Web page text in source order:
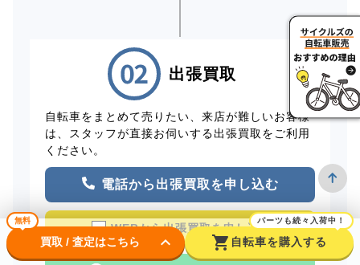
出張買取
自転車をまとめて売りたい、来店が難しいお客様
は、スタッフが直接お伺いする出張買取をご利用
ください。
電話から出張買取を申し込む
WEBから出張買取を申し込む
無料
買取 / 査定はこちら keyboard_arrow_down shopping_cart
パーツも続々入荷中！
自転車を購入する